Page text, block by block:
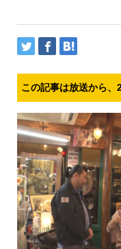
この記事は放送から、